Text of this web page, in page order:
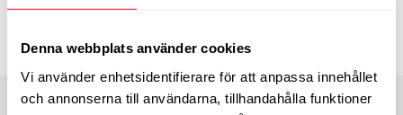
Denna webbplats använder cookies
Vi använder enhetsidentifierare för att anpassa innehållet
och annonserna till användarna, tillhandahålla funktioner
1 865kr/st
Bredd 110 Profil 80